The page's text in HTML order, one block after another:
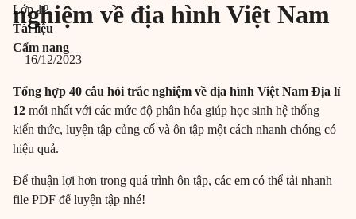
Lớp 12
Tài liệu
Cẩm nang
nghiệm về địa hình Việt Nam
16/12/2023
Tổng hợp 40 câu hỏi trắc nghiệm về địa hình Việt Nam Địa lí
12 mới nhất với các mức độ phân hóa giúp học sinh hệ thống
kiến thức, luyện tập củng cố và ôn tập một cách nhanh chóng có
hiệu quả.
Để thuận lợi hơn trong quá trình ôn tập, các em có thể tải nhanh
file PDF để luyện tập nhé!